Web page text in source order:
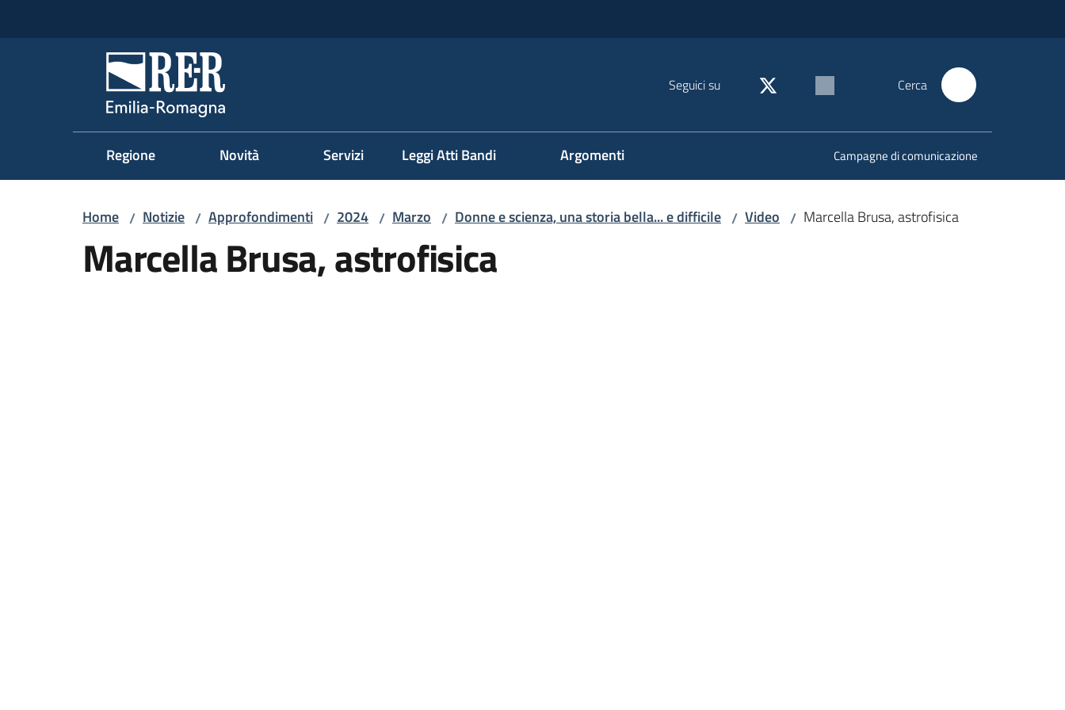
Regione Emilia-Romagna Seguici su Cerca
Regione Novità Servizi Leggi Atti Bandi Argomenti Campagne di comunicazione
Home / Notizie / Approfondimenti / 2024 / Marzo / Donne e scienza, una storia bella... e difficile / Video / Marcella Brusa, astrofisica
Marcella Brusa, astrofisica